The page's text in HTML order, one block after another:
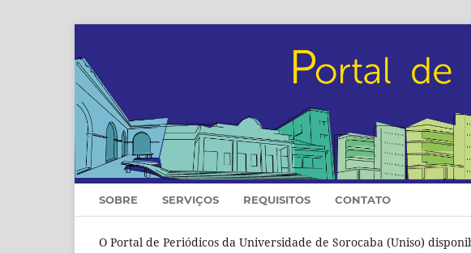
SOBRE SERVIÇOS REQUISITOS CONTATO
O Portal de Periódicos da Universidade de Sorocaba (Uniso)